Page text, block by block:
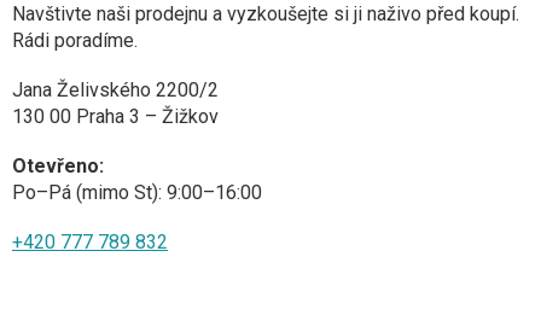
Navštivte naši prodejnu a vyzkoušejte si ji naživo před koupí.
Rádi poradíme.
Jana Želivského 2200/2
130 00 Praha 3 – Žižkov
Otevřeno:
Po–Pá (mimo St): 9:00–16:00
+420 777 789 832